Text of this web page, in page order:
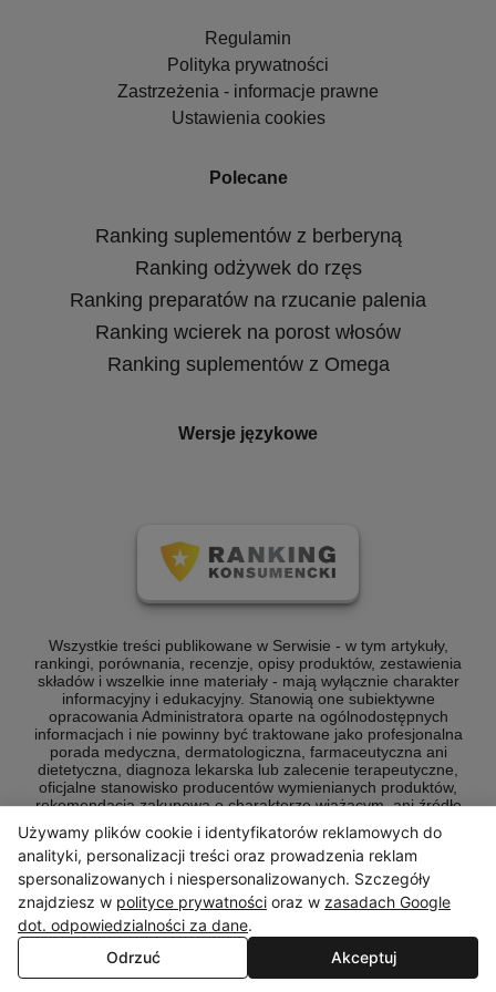
Regulamin
Polityka prywatności
Zastrzeżenia - informacje prawne
Ustawienia cookies
Polecane
Ranking suplementów z berberyną
Ranking odżywek do rzęs
Ranking preparatów na rzucanie palenia
Ranking wcierek na porost włosów
Ranking suplementów z Omega
Wersje językowe
Wszystkie treści publikowane w Serwisie - w tym artykuły,
rankingi, porównania, recenzje, opisy produktów, zestawienia
składów i wszelkie inne materiały - mają wyłącznie charakter
informacyjny i edukacyjny. Stanowią one subiektywne
opracowania Administratora oparte na ogólnodostępnych
informacjach i nie powinny być traktowane jako profesjonalna
porada medyczna, dermatologiczna, farmaceutyczna ani
dietetyczna, diagnoza lekarska lub zalecenie terapeutyczne,
oficjalne stanowisko producentów wymienianych produktów,
rekomendacja zakupowa o charakterze wiążącym, ani źródło
wiedzy naukowej lub medycznej referencyjnej dla celów
zawodowych.
Serwis nie prowadzi działalności leczniczej ani doradczej w
rozumieniu przepisów prawa. W sprawach zdrowotnych,
kosmetycznych i związanych z suplementacją zawsze należy
konsultować się z odpowiednim specjalistą - lekarzem,
farmaceutą, dermatologiem, dietetykiem lub kosmetologiem.
Używamy plików cookie i identyfikatorów reklamowych do
analityki, personalizacji treści oraz prowadzenia reklam
spersonalizowanych i niespersonalizowanych. Szczegóły
znajdziesz w polityce prywatności oraz w zasadach Google
dot. odpowiedzialności za dane.
Odrzuć
Akceptuj